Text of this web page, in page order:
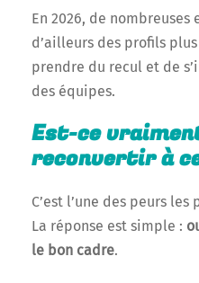
En 2026, de
d’ailleurs des profils
prendre du recul et de
des équipes.
Est-ce
reconvertir à
C’est l’une des peurs
La réponse est simple :
le bon cadre.